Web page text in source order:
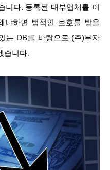
니다. 등록된 대부업체를 이
냐하면 법적인 보호를 받을
는 DB를 바탕으로 (주)부자
습니다.